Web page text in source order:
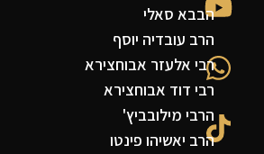
הבבא סאלי
הרב עובדיה יוסף
רבי אלעזר אבוחצירא
רבי דוד אבוחצירא
הרבי מילובביץ'
הרב יאשיהו פינטו